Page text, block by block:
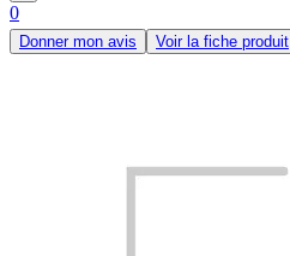
0
Donner mon avis Voir la fiche produit